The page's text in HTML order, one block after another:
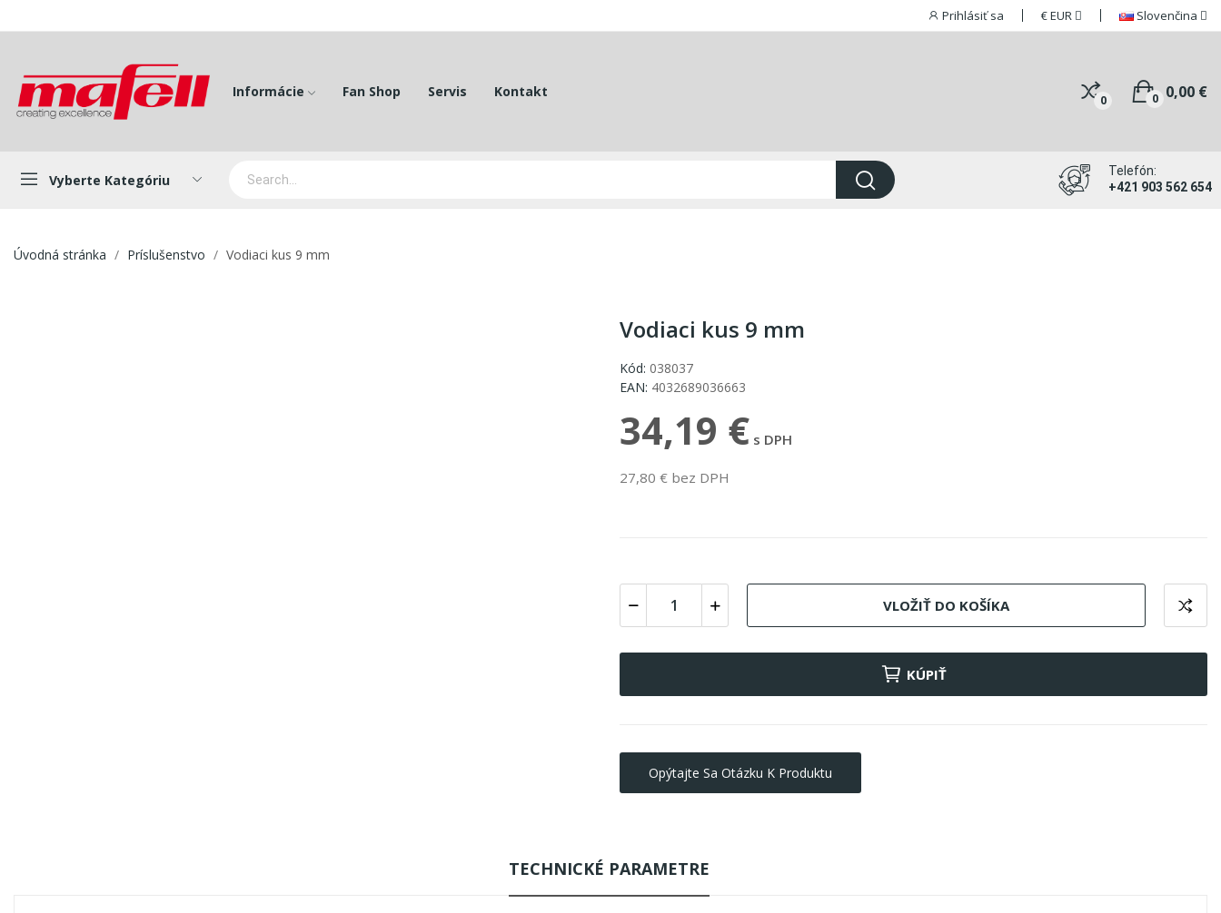
Prihlásiť sa €EUR Slovenčina
Informácie Fan Shop Servis Kontakt
0 0,00 €
0
Vyberte Kategóriu
Telefón:
+421 903 562 654
Úvodná stránka Príslušenstvo Vodiaci kus 9 mm
Vodiaci kus 9 mm
Kód: 038037
EAN: 4032689036663
34,19 € s DPH
27,80 € bez DPH
VLOŽIŤ DO KOŠÍKA
KÚPIŤ
Opýtajte Sa Otázku K Produktu
TECHNICKÉ PARAMETRE